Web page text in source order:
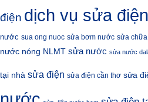
điện dịch vụ sửa
nước sua ong nuoc sửa bơm nước sửa
nước nóng NLMT sửa nước sửa nước
tại nhà sửa điện sửa điện cần thơ sửa